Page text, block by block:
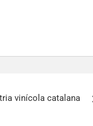
vinícola catalana